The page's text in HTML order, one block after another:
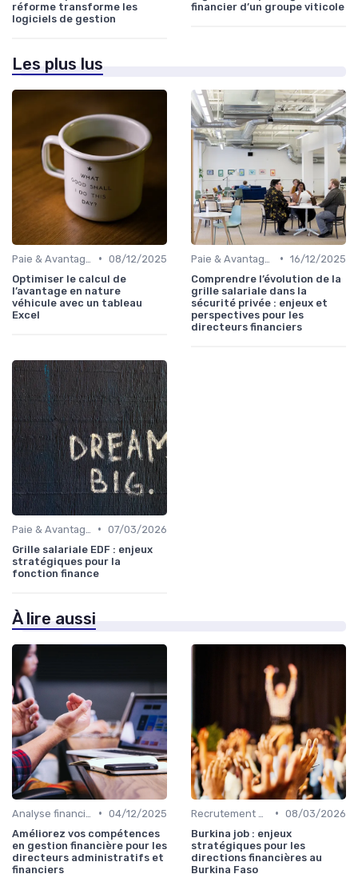
réforme transforme les
logiciels de gestion
financier d’un groupe viticole
Les plus lus
• 08/12/2025
Optimiser le calcul de
l’avantage en nature
véhicule avec un tableau
Excel
• 16/12/2025
Comprendre l’évolution de la
grille salariale dans la
sécurité privée : enjeux et
perspectives pour les
directeurs financiers
• 07/03/2026
Grille salariale EDF : enjeux
stratégiques pour la
fonction finance
À lire aussi
• 04/12/2025
Améliorez vos compétences
en gestion financière pour les
directeurs administratifs et
financiers
• 08/03/2026
Burkina job : enjeux
stratégiques pour les
directions financières au
Burkina Faso